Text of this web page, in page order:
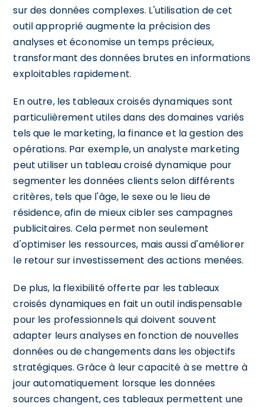
sur des données complexes. L'utilisation de cet
outil approprié augmente la précision des
analyses et économise un temps précieux,
transformant des données brutes en informations
exploitables rapidement.
En outre, les tableaux croisés dynamiques sont
particulièrement utiles dans des domaines variés
tels que le marketing, la finance et la gestion des
opérations. Par exemple, un analyste marketing
peut utiliser un tableau croisé dynamique pour
segmenter les données clients selon différents
critères, tels que l'âge, le sexe ou le lieu de
résidence, afin de mieux cibler ses campagnes
publicitaires. Cela permet non seulement
d'optimiser les ressources, mais aussi d'améliorer
le retour sur investissement des actions menées.
De plus, la flexibilité offerte par les tableaux
croisés dynamiques en fait un outil indispensable
pour les professionnels qui doivent souvent
adapter leurs analyses en fonction de nouvelles
données ou de changements dans les objectifs
stratégiques. Grâce à leur capacité à se mettre à
jour automatiquement lorsque les données
sources changent, ces tableaux permettent une